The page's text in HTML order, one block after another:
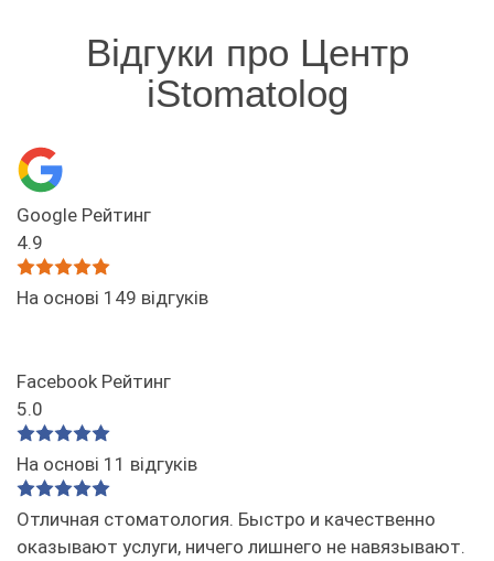
Відгуки про Центр
iStomatolog
Google Рейтинг
4.9
На основі 149 відгуків
Facebook Рейтинг
5.0
На основі 11 відгуків
Отличная стоматология. Быстро и качественно
оказывают услуги, ничего лишнего не навязывают.